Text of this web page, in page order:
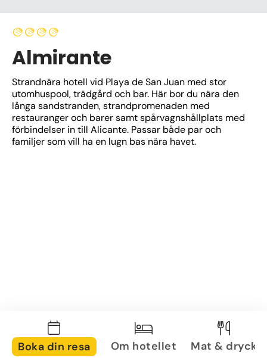
Almirante
Strandnära hotell vid Playa de San Juan med stor
utomhuspool, trädgård och bar. Här bor du nära den
långa sandstranden, strandpromenaden med
restauranger och barer samt spårvagnshållplats med
förbindelser in till Alicante. Passar både par och
familjer som vill ha en lugn bas nära havet.
Boka din resa Om hotellet Mat & dryck